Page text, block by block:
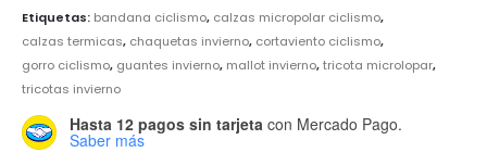
Etiquetas: bandana ciclismo, calzas micropolar ciclismo,
calzas termicas, chaquetas invierno, cortaviento ciclismo,
gorro ciclismo, guantes invierno, mallot invierno,tricota microlopar,
tricotas invierno
Hasta 12 pagos sin tarjeta con Mercado Pago.
Saber más